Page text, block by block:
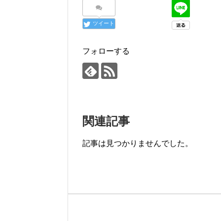
ツイート
フォローする
関連記事
記事は見つかりませんでした。